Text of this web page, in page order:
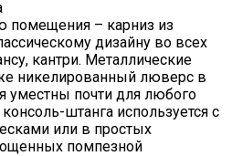
помещения – карниз из
дизайну во всех
кантри. Металлические
никелированный люверс в
уместны почти для любого
штанга используется с
или в простых
помпезной